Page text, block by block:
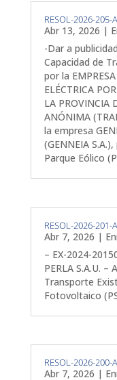
RESOL-2026-205-
Abr 13, 2026 |
-Dar a
Capacidad de
por la
ELÉCTRICA
LA PROVINCIA
ANÓNIMA
la empresa
(GENNEIA
Parque Eólico
RESOL-2026-201-
Abr 7, 2026 |
– EX-2024-
PERLA S.A.U. –
Transporte
Fotovoltaico
RESOL-2026-200-
Abr 7, 2026 |